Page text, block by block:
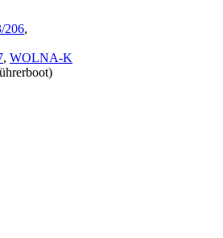
206,
, WOLNA-K